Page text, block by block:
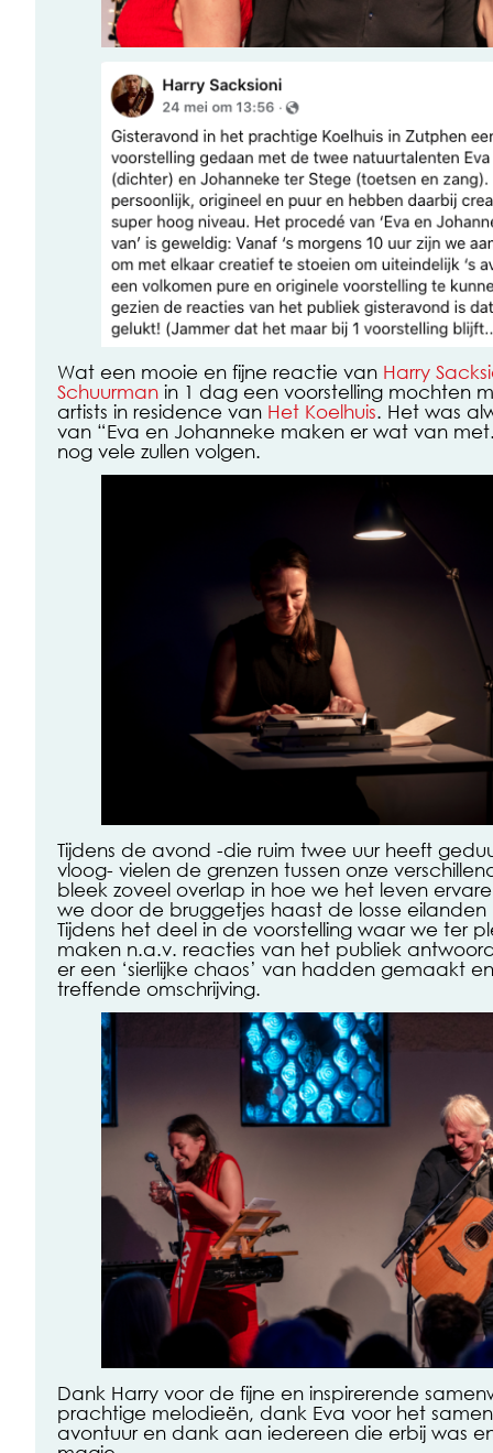
Wat een mooie en fijne reactie van Harry
Schuurman in 1 dag een voorstelling mochten
artists in residence van Het Koelhuis. Het was
van “Eva en Johanneke maken er wat van
nog vele zullen volgen.
Tijdens de avond -die ruim twee uur heeft
vloog- vielen de grenzen tussen onze
bleek zoveel overlap in hoe we het leven
we door de bruggetjes haast de losse eilanden
Tijdens het deel in de voorstelling waar we ter
maken n.a.v. reacties van het publiek
er een ‘sierlijke chaos’ van hadden gemaakt
treffende omschrijving.
Dank Harry voor de fijne en inspirerende
prachtige melodieën, dank Eva voor het
avontuur en dank aan iedereen die erbij was